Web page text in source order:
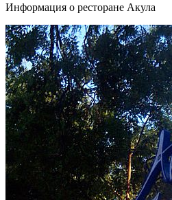
Информация о ресторане Акула